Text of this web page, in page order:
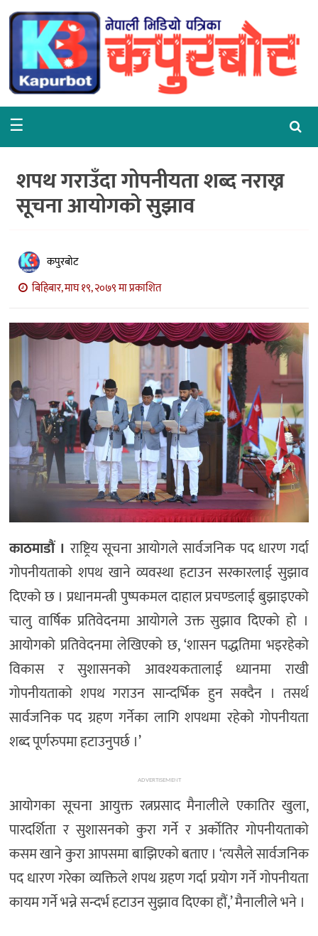
गृहपृष्ठ
समाचार
राजनीति
वरपर
शिक्षा
विचार
अन्तर्वार्ता
मनोरञ्जन
खेल
भिडियो
☰
शपथ गराउँदा गोपनीयता शब्द नराख्न
सूचना आयोगको सुझाव
कपुरबोट
बिहिबार, माघ १९, २०७९ मा प्रकाशित
काठमाडौं । राष्ट्रिय सूचना आयोगले सार्वजनिक पद धारण गर्दा
गोपनीयताको शपथ खाने व्यवस्था हटाउन सरकारलाई सुझाव
दिएको छ । प्रधानमन्त्री पुष्पकमल दाहाल प्रचण्डलाई बुझाइएको
चालु वार्षिक प्रतिवेदनमा आयोगले उक्त सुझाव दिएको हो ।
आयोगको प्रतिवेदनमा लेखिएको छ, ‘शासन पद्धतिमा भइरहेको
विकास र सुशासनको आवश्यकतालाई ध्यानमा राखी
गोपनीयताको शपथ गराउन सान्दर्भिक हुन सक्दैन । तसर्थ
सार्वजनिक पद ग्रहण गर्नेका लागि शपथमा रहेको गोपनीयता
शब्द पूर्णरुपमा हटाउनुपर्छ ।’
ADVERTISEMENT
आयोगका सूचना आयुक्त रत्नप्रसाद मैनालीले एकातिर खुला,
पारदर्शिता र सुशासनको कुरा गर्ने र अर्कोतिर गोपनीयताको
कसम खाने कुरा आपसमा बाझिएको बताए । ‘त्यसैले सार्वजनिक
पद धारण गरेका व्यक्तिले शपथ ग्रहण गर्दा प्रयोग गर्ने गोपनीयता
कायम गर्ने भन्ने सन्दर्भ हटाउन सुझाव दिएका हौं,’ मैनालीले भने ।